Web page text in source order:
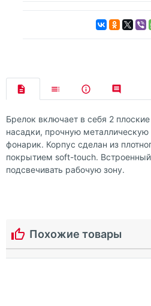
Брелок включает в себя 2
насадки, прочную
фонарик. Корпус сделан из
покрытием soft-touch.
подсвечивать рабочую зону.
Похожие товары